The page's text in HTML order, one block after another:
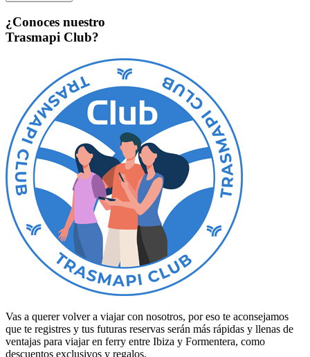
¿Conoces nuestro
Trasmapi Club?
Vas a querer volver a viajar con nosotros, por eso te aconsejamos
que te registres y tus futuras reservas serán más rápidas y llenas de
ventajas para viajar en ferry entre Ibiza y Formentera, como
descuentos exclusivos y regalos.